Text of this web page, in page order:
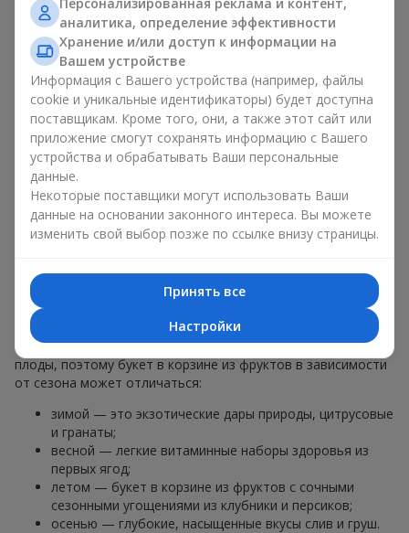
меньше, чем наполнение. Именно праздничное оформление
превращает обычный букет в корзине из фруктов в
гастрономический подарок. В компанииFlowers.uaмы
всегда учитываем пожелания клиента при создании декора.
При формировании композиции используются натуральные
материалы, продуманная упаковка вкуса и, конечно,
декоративные элементы, соответствующие событию.
По желанию клиента корзина с фруктами может быть
оформлена в прозрачной пленке или стильной коробке —
всегда с праздничной подачей, которая выглядит аккуратно
и презентабельно.
Тематические фруктовые
композиции для праздников
и сезонов
Каждое время года имеет свой характер и свои сезонные
плоды, поэтому букет в корзине из фруктов в зависимости
от сезона может отличаться:
зимой — это экзотические дары природы, цитрусовые
и гранаты;
весной — легкие витаминные наборы здоровья из
первых ягод;
летом — букет в корзине из фруктов с сочными
сезонными угощениями из клубники и персиков;
осенью — глубокие, насыщенные вкусы слив и груш.
аналитика, определение эффективности
Хранение и/или доступ к информации на
Вашем устройстве
Информация с Вашего устройства (например, файлы
cookie и уникальные идентификаторы) будет доступна
поставщикам. Кроме того, они, а также этот сайт или
приложение смогут сохранять информацию с Вашего
устройства и обрабатывать Ваши персональные
данные.
Некоторые поставщики могут использовать Ваши
данные на основании законного интереса. Вы можете
изменить свой выбор позже по ссылке внизу страницы.
Принять все
Настройки